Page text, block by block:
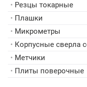
• Резцы токарные
• Плашки
• Микрометры
• Корпусные сверла
• Метчики
• Плиты поверочные